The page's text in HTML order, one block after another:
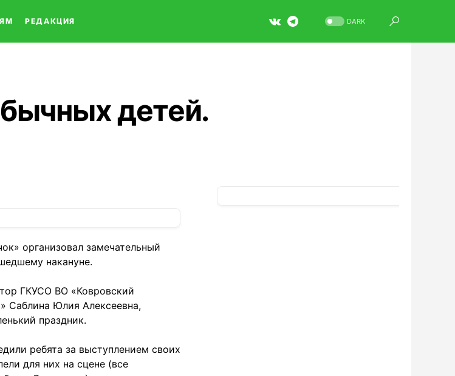
РЕДАКЦИЯ DARK
детей.
организовал замечательный
накануне.
ГКУСО ВО «Ковровский
Саблина Юлия Алексеевна,
праздник.
ребята за выступлением своих
для них на сцене (все